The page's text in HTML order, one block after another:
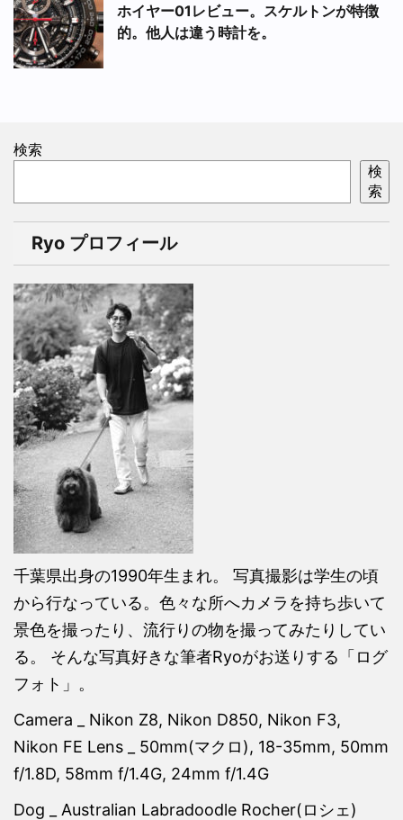
ホイヤー01レビュー。スケルトンが特徴
的。他人は違う時計を。
検索
検
索
Ryo プロフィール
千葉県出身の1990年生まれ。 写真撮影は学生の頃
から行なっている。色々な所へカメラを持ち歩いて
景色を撮ったり、流行りの物を撮ってみたりしてい
る。 そんな写真好きな筆者Ryoがお送りする「ログ
フォト」。
Camera _ Nikon Z8, Nikon D850, Nikon F3,
Nikon FE Lens _ 50mm(マクロ), 18-35mm, 50mm
f/1.8D, 58mm f/1.4G, 24mm f/1.4G
Dog _ Australian Labradoodle Rocher(ロシェ)